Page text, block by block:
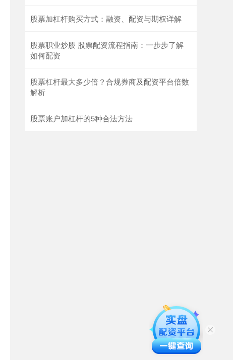
股票加杠杆购买方式：融资、配资与期权详解
股票职业炒股 股票配资流程指南：一步步了解
如何配资
股票杠杆最大多少倍？合规券商及配资平台倍数
解析
股票账户加杠杆的5种合法方法